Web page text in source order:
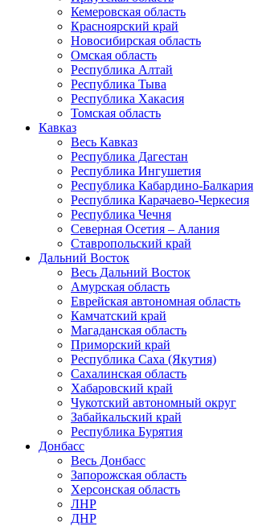
Кемеровская область
Красноярский край
Новосибирская область
Омская область
Республика Алтай
Республика Тыва
Республика Хакасия
Томская область
Кавказ
Весь Кавказ
Республика Дагестан
Республика Ингушетия
Республика Кабардино-Балкария
Республика Карачаево-Черкесия
Республика Чечня
Северная Осетия – Алания
Ставропольский край
Дальний Восток
Весь Дальний Восток
Амурская область
Еврейская автономная область
Камчатский край
Магаданская область
Приморский край
Республика Саха (Якутия)
Сахалинская область
Хабаровский край
Чукотский автономный округ
Забайкальский край
Республика Бурятия
Донбасс
Весь Донбасс
Запорожская область
Херсонская область
ЛНР
ДНР